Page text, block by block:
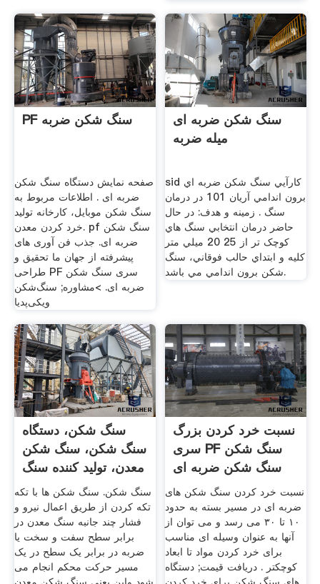
PF سنگ شکن ضربه
صفحه نمایش دستگاه سنگ شکن
ضربه ای . اطلاعات مربوط به
سنگ شکن موبایل، کارخانه تولید
خرد کردن معدن. pf سنگ شکن
ضربه ای. جذب فن آوری های
پیشرفته از جهان ما تحقیق و
طراحی PF سری سنگ شکن
ضربه ای. >مشاوره; سنگ‌شکن
ویکی‌پدیا
سنگ شکن ضربه ای
میله ضربه
sid کارآيي سنگ شکن ضربه اي
برون اندامي آريان 101 در درمان
سنگ . زمينه و هدف: در حال
حاضر درمان انتخابي سنگ هاي
کوچک تر از 25 20 ميلي متر
کليه و ابتداي حالب فوقاني، سنگ
شکن برون اندامي مي باشد.
سنگ شکن، دستگاه
سنگ شکن، سنگ شکن
معدن، تولید کننده سنگ
شکن
سنگ شکن. سنگ شکن ها با تکه
تکه کردن از طریق اعمال نیرو و
فشار چند جانبه سنگ معدن در
برابر سطح سفت و سخت یا
ضربه در برابر یک سطح در یک
مسیر حرکت محکم انجام می
نسبت خرد کردن بزرگ
سری PF سنگ شکن
سنگ شکن ضربه ای
نسبت خرد کردن سنگ شکن های
ضربه ای در مسیر بسته به حدود
۱۰ تا ۳۰ می رسد و می توان از
آنها به عنوان وسیله ای مناسب
برای خرد کردن مواد تا ابعاد
کوچکتر . دریافت قیمت; دستگاه